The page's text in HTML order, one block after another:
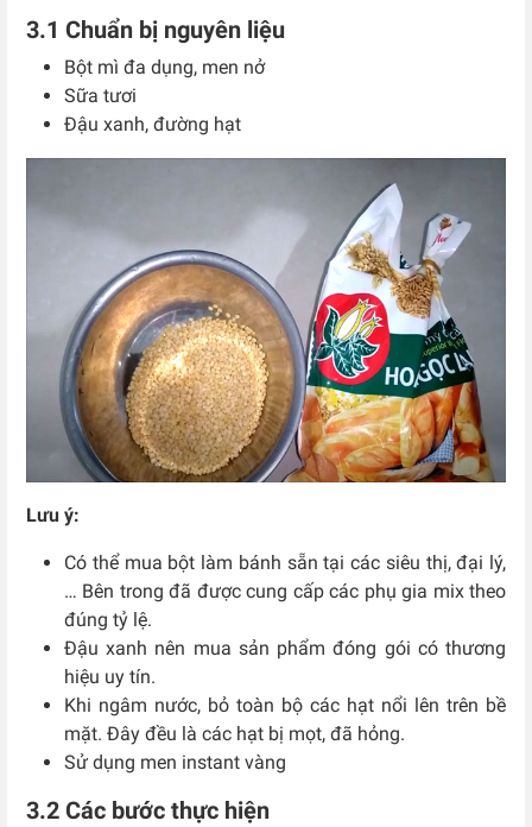
3.1 Chuẩn bị nguyên liệu
Bột mì đa dụng, men nở
Sữa tươi
Đậu xanh, đường hạt
Lưu ý:
Có thể mua bột làm bánh sẵn tại các siêu thị, đại lý,
… Bên trong đã được cung cấp các phụ gia mix theo
đúng tỷ lệ.
Đậu xanh nên mua sản phẩm đóng gói có thương
hiệu uy tín.
Khi ngâm nước, bỏ toàn bộ các hạt nổi lên trên bề
mặt. Đây đều là các hạt bị mọt, đã hỏng.
Sử dụng men instant vàng
3.2 Các bước thực hiện